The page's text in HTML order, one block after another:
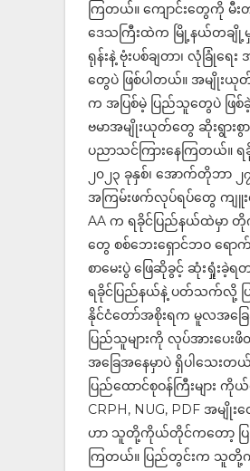
ကြတယ်။ ကျောင်းတွေကို မီ
ဒေသကြီးထဲက မြို့နယ်တချို့မှာ
ရုန်းနဲ့ ဗုံးပစ်ချတာ၊ လုံခြုံရ
တွေပဲ ဖြစ်ပါတယ်။ အမျိုး
က အပြစ်မဲ့ ပြည်သူတွေပဲ ဖြစ်
ဗမာအမျိုးယုတ်တွေ ဆိုးရွားစွာ
ပညာသင်ကြားနေကြတယ်။ ရ
၂၀၂၃ ခုနှစ်၊ အောက်တိုဘာ ၂
အကြမ်းဖက်လုပ်ရပ်တွေ ကျူ
AA က ရခိုင်ပြည်နယ်ထဲမှာ
တွေ စစ်ဘေးရှောင်ဘဝ ရော
စာမေးပွဲ ဖြေဆိုခွင့် ဆုံးရှုံးခဲ့
ရခိုင်ပြည်နယ်နဲ့ ပတ်သက်လို့ ပြန်
နိုင်ငံတော်အစိုးရက မူလအခြ
ပြည်သူများကို လုပ်အားပေ
အခြေအနေမှာပဲ ရှိပါသေးတ
ပြည်ထောင်စုဝန်ကြီးများ
CRPH, NUG, PDF အမ
ဟာ သူတို့ကိုယ်တိုင်ကတော့ ပြည်
ကြတယ်။ ပြည်တွင်းက သူတို့ကို